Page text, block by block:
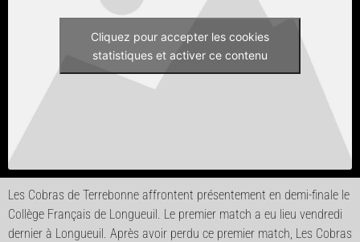
Cliquez pour accepter les cookies
statistiques et activer ce contenu
Les Cobras de Terrebonne affrontent présentement en demi-finale le
Collège Français de Longueuil. Le premier match a eu lieu vendredi
dernier à Longueuil. Après avoir perdu ce premier match, Les Cobras